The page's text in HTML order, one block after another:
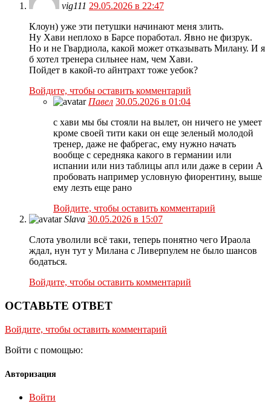
vig111 29.05.2026 в 22:47
Клоун) уже эти петушки начинают меня злить.
Ну Хави неплохо в Барсе поработал. Явно не физрук.
Но и не Гвардиола, какой может отказывать Милану. И я
б хотел тренера сильнее нам, чем Хави.
Пойдет в какой-то айнтрахт тоже уебок?
Войдите, чтобы оставить комментарий
Павел 30.05.2026 в 01:04
с хави мы бы стояли на вылет, он ничего не умеет
кроме своей тити каки он еще зеленый молодой
тренер, даже не фабрегас, ему нужно начать
вообще с середняка какого в германии или
испании или низ таблицы апл или даже в серии А
пробовать например условную фиорентину, выше
ему лезть еще рано
Войдите, чтобы оставить комментарий
Slava 30.05.2026 в 15:07
Слота уволили всё таки, теперь понятно чего Ираола
ждал, нун тут у Милана с Ливерпулем не было шансов
бодаться.
Войдите, чтобы оставить комментарий
ОСТАВЬТЕ ОТВЕТ
Войдите, чтобы оставить комментарий
Войти с помощью:
Авторизация
Войти